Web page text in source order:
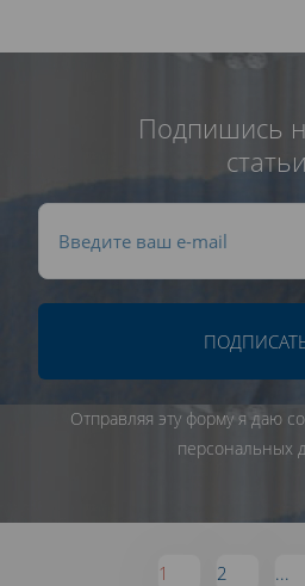
Подпишись
статьи
Отправляя эту форму я даю
персональных
1 2 ...